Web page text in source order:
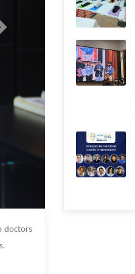
2023
doctors